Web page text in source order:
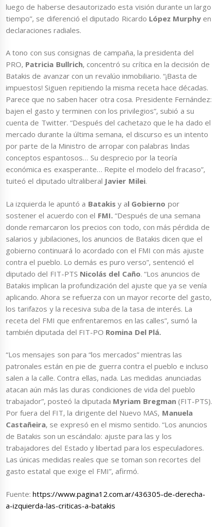
luego de haberse desautorizado esta visión durante un largo
tiempo”, se diferenció el diputado Ricardo López Murphy en
declaraciones radiales.
A tono con sus consignas de campaña, la presidenta del
PRO, Patricia Bullrich, concentró su crítica en la decisión de
Batakis de avanzar con un revalúo inmobiliario. “¡Basta de
impuestos! Siguen repitiendo la misma receta hace décadas.
Parece que no saben hacer otra cosa. Presidente Fernández:
bajen el gasto y terminen con los privilegios”, subió a su
cuenta de Twitter. “Después del cachetazo que le ha dado el
mercado durante la última semana, el discurso es un intento
por parte de la Ministro de arropar con palabras lindas
conceptos espantosos… Su desprecio por la teoría
económica es exasperante… Repite el modelo del fracaso”,
tuiteó el diputado ultraliberal Javier Milei.
La izquierda le apuntó a Batakis y al Gobierno por
sostener el acuerdo con el FMI. “Después de una semana
donde remarcaron los precios con todo, con más pérdida de
salarios y jubilaciones, los anuncios de Batakis dicen que el
gobierno continuará lo acordado con el FMI con más ajuste
contra el pueblo. Lo demás es puro verso”, sentenció el
diputado del FIT-PTS Nicolás del Caño. “Los anuncios de
Batakis implican la profundización del ajuste que ya se venía
aplicando. Ahora se refuerza con un mayor recorte del gasto,
los tarifazos y la recesiva suba de la tasa de interés. La
receta del FMI que enfrentaremos en las calles”, sumó la
también diputada del FIT-PO Romina Del Plá.
“Los mensajes son para “los mercados” mientras las
patronales están en pie de guerra contra el pueblo e incluso
salen a la calle. Contra ellas, nada. Las medidas anunciadas
atacan aún más las duras condiciones de vida del pueblo
trabajador”, posteó la diputada Myriam Bregman(FIT-PTS).
Por fuera del FIT, la dirigente del Nuevo MAS, Manuela
Castañeira, se expresó en el mismo sentido. “Los anuncios
de Batakis son un escándalo: ajuste para las y los
trabajadores del Estado y libertad para los especuladores.
Las únicas medidas reales que se toman son recortes del
gasto estatal que exige el FMI”, afirmó.
Fuente:https://www.pagina12.com.ar/436305-de-derecha-
a-izquierda-las-criticas-a-batakis